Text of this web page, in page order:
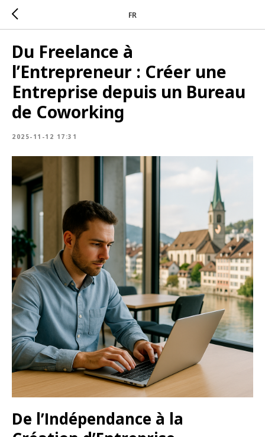
FR
Du Freelance à
l’Entrepreneur : Créer une
Entreprise depuis un Bureau
de Coworking
2025-11-12 17:31
De l’Indépendance à la